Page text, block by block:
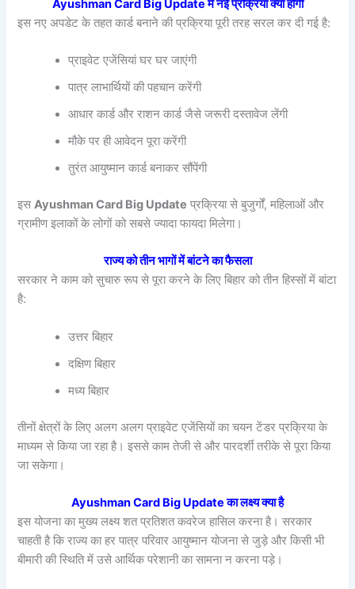
Ayushman Card Big Update में नई प्रक्रिया क्या होगी
इस नए अपडेट के तहत कार्ड बनाने की प्रक्रिया पूरी तरह सरल कर दी गई है:
प्राइवेट एजेंसियां घर घर जाएंगी
पात्र लाभार्थियों की पहचान करेंगी
आधार कार्ड और राशन कार्ड जैसे जरूरी दस्तावेज लेंगी
मौके पर ही आवेदन पूरा करेंगी
तुरंत आयुष्मान कार्ड बनाकर सौंपेंगी
इसAyushman Card Big Update प्रक्रिया से बुजुर्गों, महिलाओं और
ग्रामीण इलाकों के लोगों को सबसे ज्यादा फायदा मिलेगा।
राज्य को तीन भागों में बांटने का फैसला
सरकार ने काम को सुचारु रूप से पूरा करने के लिए बिहार को तीन हिस्सों में बांटा
है:
उत्तर बिहार
दक्षिण बिहार
मध्य बिहार
तीनों क्षेत्रों के लिए अलग अलग प्राइवेट एजेंसियों का चयन टेंडर प्रक्रिया के
माध्यम से किया जा रहा है। इससे काम तेजी से और पारदर्शी तरीके से पूरा किया
जा सकेगा।
Ayushman Card Big Update का लक्ष्य क्या है
इस योजना का मुख्य लक्ष्य शत प्रतिशत कवरेज हासिल करना है। सरकार
चाहती है कि राज्य का हर पात्र परिवार आयुष्मान योजना से जुड़े और किसी भी
बीमारी की स्थिति में उसे आर्थिक परेशानी का सामना न करना पड़े।